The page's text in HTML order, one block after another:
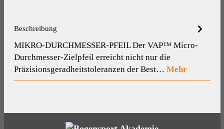
Beschreibung
MIKRO-DURCHMESSER-PFEIL Der VAP™ Micro-
Durchmesser-Zielpfeil erreicht nicht nur die
Präzisionsgeradheitstoleranzen der Best… Mehr